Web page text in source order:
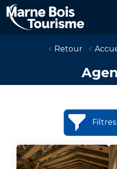
Skip
main
content
Retour